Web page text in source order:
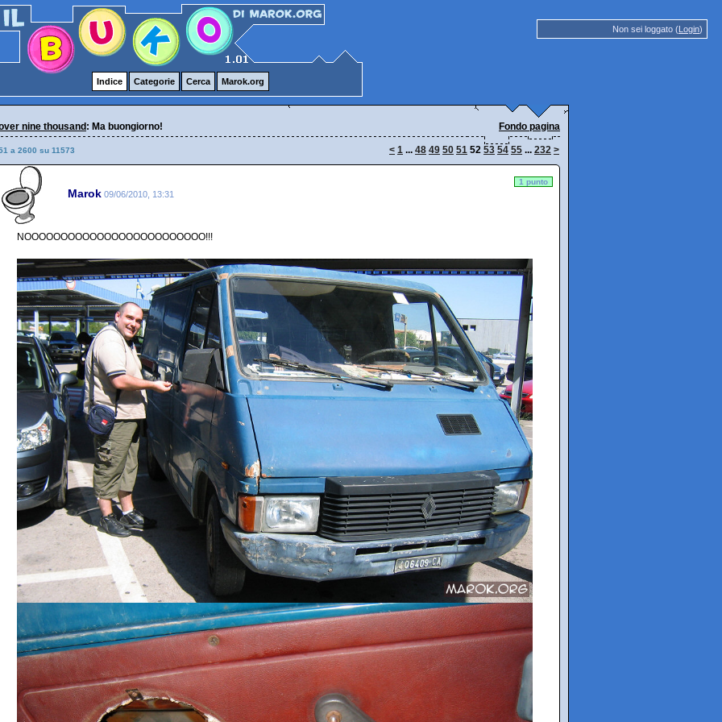
Non sei loggato (Login)
Indice Categorie Cerca Marok.org
nine thousand : Ma buongiorno! Fondo pagina
a 2600 su 11573 < 1 ... 48 49 50 51 52 53 54 55 ... 232 >
Marok 09/06/2010, 13:31
1 punto
NOOOOOOOOOOOOOOOOOOOOOOOOO!!!